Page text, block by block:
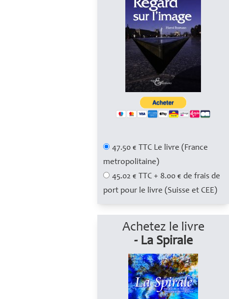
47.50 € TTC Le livre (France
metropolitaine)
45.02 € TTC + 8.00 € de frais de
port pour le livre (Suisse et CEE)
Achetez le livre
- La Spirale